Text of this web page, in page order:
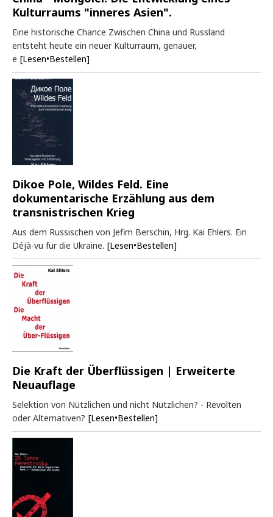
Kulturraums "inneres Asien".
Eine historische Chance Zwischen China und Russland
entsteht heute ein neuer Kulturraum, genauer,
e [Lesen•Bestellen]
Dikoe Pole, Wildes Feld. Eine
dokumentarische Erzählung aus dem
transnistrischen Krieg
Aus dem Russischen von Jefim Berschin, Hrg. Kai Ehlers. Ein
Déjà-vu für die Ukraine. [Lesen•Bestellen]
Die Kraft der Überflüssigen | Erweiterte
Neuauflage
Selektion von Nützlichen und nicht Nützlichen? - Revolten
oder Alternativen? [Lesen•Bestellen]